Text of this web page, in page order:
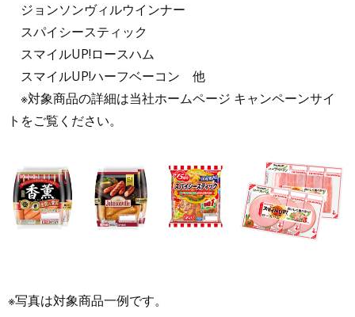
ジョンソンヴィルウインナー
スパイシースティック
スマイルUP!ロースハム
スマイルUP!ハーフベーコン 他
※対象商品の詳細は当社ホームページ キャンペーンサイ
トをご覧ください。
※写真は対象商品一例です。